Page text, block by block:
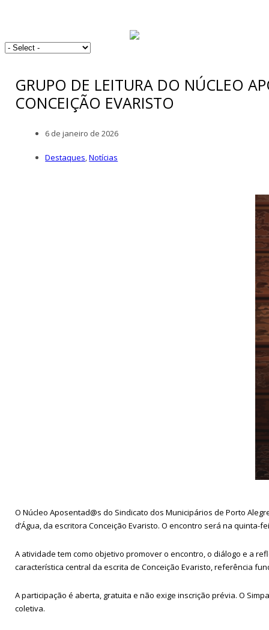
GRUPO DE LEITURA DO NÚCLEO
CONCEIÇÃO EVARISTO
6 de janeiro de 2026
Destaques,Notícias
O Núcleo Aposentad@s do Sindicato dos Municipários de Porto
d’Água, da escritora Conceição Evaristo. O encontro será na quinta-
A atividade tem como objetivo promover o encontro, o diálogo e a
característica central da escrita de Conceição Evaristo, referência
A participação é aberta, gratuita e não exige inscrição prévia. O
coletiva.